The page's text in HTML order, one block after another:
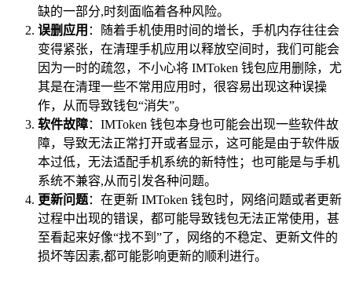
缺的一部分,时刻面临着各种风险。
误删应用 ：随着手机使用时间的增长，手机内存往往会
变得紧张，在清理手机应用以释放空间时，我们可能会
因为一时的疏忽，不小心将 IMToken 钱包应用删除，尤
其是在清理一些不常用应用时，很容易出现这种误操
作，从而导致钱包“消失”。
软件故障：IMToken 钱包本身也可能会出现一些软件故
障，导致无法正常打开或者显示，这可能是由于软件版
本过低，无法适配手机系统的新特性；也可能是与手机
系统不兼容,从而引发各种问题。
更新问题：在更新 IMToken 钱包时，网络问题或者更新
过程中出现的错误，都可能导致钱包无法正常使用，甚
至看起来好像“找不到”了，网络的不稳定、更新文件的
损坏等因素,都可能影响更新的顺利进行。